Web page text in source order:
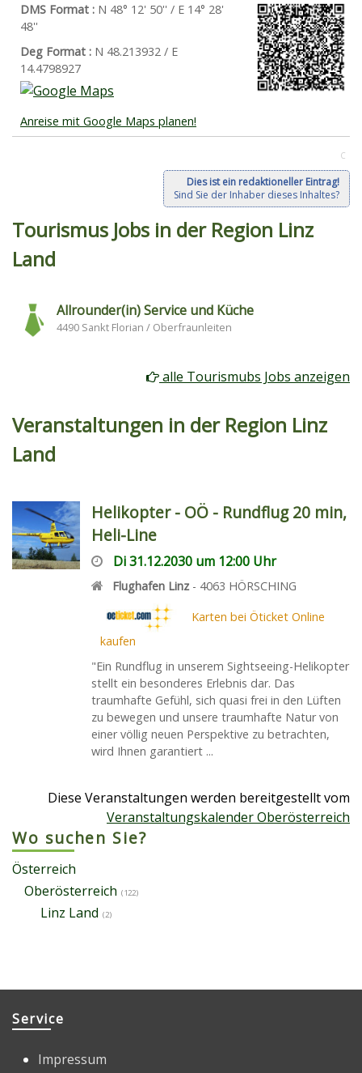
DMS Format : N 48° 12' 50'' / E 14° 28'
48''
Deg Format : N 48.213932 / E
14.4798927
Anreise mit Google Maps planen!
C
Dies ist ein redaktioneller Eintrag!
Sind Sie der Inhaber dieses Inhaltes?
Tourismus Jobs in der Region Linz
Land
Allrounder(in) Service und Küche
4490 Sankt Florian / Oberfraunleiten
alle Tourismubs Jobs anzeigen
Veranstaltungen in der Region Linz
Land
Helikopter - OÖ - Rundflug 20 min,
Heli-Line
Di 31.12.2030 um 12:00 Uhr
Flughafen Linz- 4063 HÖRSCHING
Karten bei Öticket Online
kaufen
"Ein Rundflug in unserem Sightseeing-Helikopter
stellt ein besonderes Erlebnis dar. Das
traumhafte Gefühl, sich quasi frei in den Lüften
zu bewegen und unsere traumhafte Natur von
einer völlig neuen Perspektive zu betrachten,
wird Ihnen garantiert ...
Diese Veranstaltungen werden bereitgestellt vom
Veranstaltungskalender Oberösterreich
Wo suchen Sie?
Österreich
Oberösterreich (122)
Linz Land (2)
Service
Impressum